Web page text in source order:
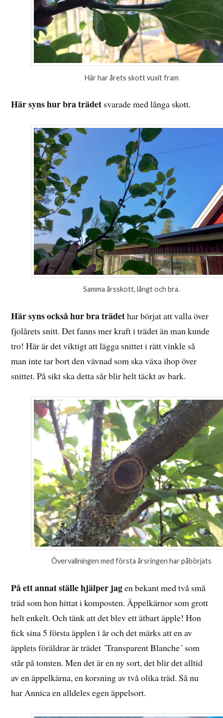
Här har årets skott vuxit fram
Här syns hur bra trädet svarade med långa skott.
Samma årsskott, långt och bra.
Här syns också hur bra trädethar börjat att valla över
fjolårets snitt. Det fanns mer kraft i trädet än man kunde
tro! Här är det viktigt att lägga snittet i rätt vinkle så
man inte tar bort den vävnad som ska växa ihop över
snittet. På sikt ska detta sår blir helt täckt av bark.
Övervallningen med första årsringen har påbörjats
På ett annat ställe hjälper jagen bekant med två små
träd som hon hittat i komposten. Äppelkärnor som grott
helt enkelt. Och tänk att det blev ett ätbart äpple! Hon
fick sina 5 första äpplen i år och det märks att en av
äpplets föräldrar är trädet ´Transparent Blanche´ som
står på tomten. Men det är en ny sort, det blir det alltid
av en äppelkärna, en korsning av två olika träd. Så nu
har Annica en alldeles egen äppelsort.